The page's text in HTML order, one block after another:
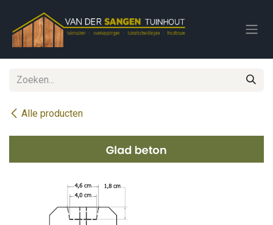
Alle producten